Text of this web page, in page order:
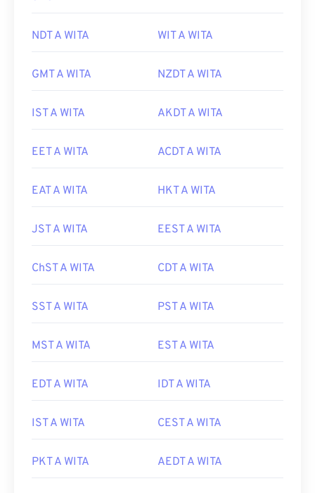
NDT A WITA WIT A WITA
GMT A WITA NZDT A WITA
IST A WITA AKDT A WITA
EET A WITA ACDT A WITA
EAT A WITA HKT A WITA
JST A WITA EEST A WITA
ChST A WITA CDT A WITA
SST A WITA PST A WITA
MST A WITA EST A WITA
EDT A WITA IDT A WITA
IST A WITA CEST A WITA
PKT A WITA AEDT A WITA